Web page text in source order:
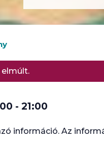
elmúlt.
- 21:00
információ. Az